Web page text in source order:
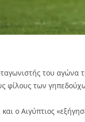
του αγώνα
φίλους των
ο Αιγύπτιος